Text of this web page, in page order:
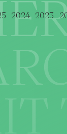
2024 2023